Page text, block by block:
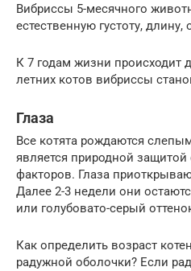
Вибриссы 5-месячного
естественную густоту, длину,
К 7 годам жизни происходит
летних котов вибриссы
Глаза
Все котята рождаются
является природной
факторов. Глаза
Далее 2-3 недели они
или голубовато-серый
Как определить возраст
радужной оболочки? Если